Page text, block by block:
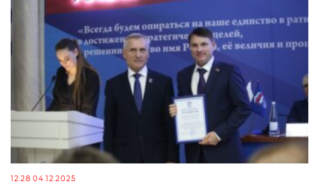
12:28 04.12.2025